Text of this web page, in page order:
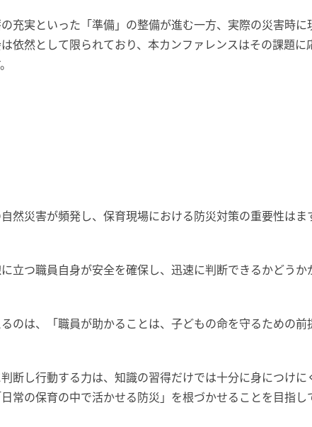
充実といった「準備」の整備が進む一方、実際の災害時に
依然として限られており、本カンファレンスはその課題に
然災害が頻発し、保育現場における防災対策の重要性はま
立つ職員自身が安全を確保し、迅速に判断できるかどうか
のは、「職員が助かることは、子どもの命を守るための前
断し行動する力は、知識の習得だけでは十分に身につけに
常の保育の中で活かせる防災」を根づかせることを目指し